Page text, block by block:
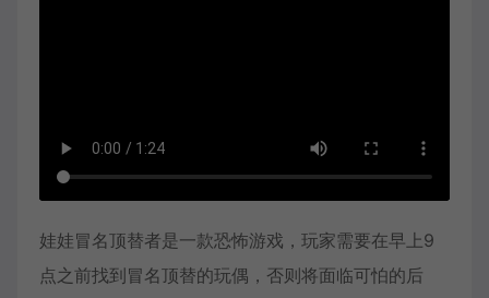
娃娃冒名顶替者是一款恐怖游戏，玩家需要在早上9
点之前找到冒名顶替的玩偶，否则将面临可怕的后